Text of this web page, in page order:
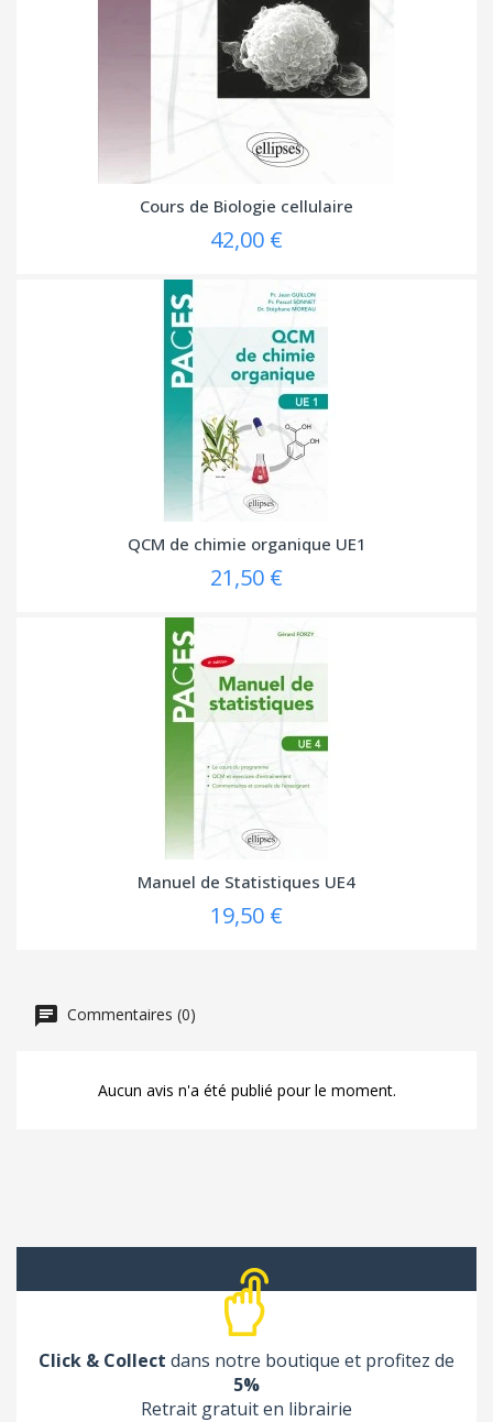
Cours de Biologie cellulaire
42,00 €
QCM de chimie organique UE1
21,50 €
Manuel de Statistiques UE4
19,50 €
Commentaires (0)
Aucun avis n'a été publié pour le moment.
Click & Collect dans notre boutique et profitez de
5%
Retrait gratuit en librairie